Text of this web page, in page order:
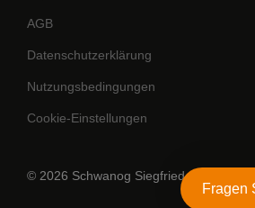
AGB
Datenschutzerklärung
Nutzungsbedingungen
Cookie-Einstellungen
© 2026 Schwanog Siegfried Güntert
Fragen